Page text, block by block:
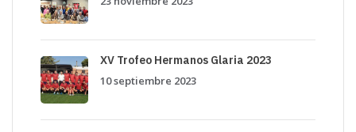
XV Trofeo Hermanos Glaria 2023
10 septiembre 2023